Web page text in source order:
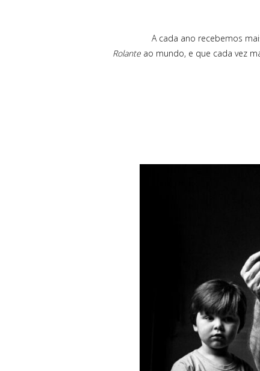
A cada ano recebemos mais e
Rolanteao mundo, e que cada vez